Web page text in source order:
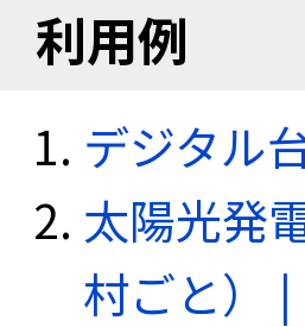
利用例
デジタル
太陽光発
村ごと）